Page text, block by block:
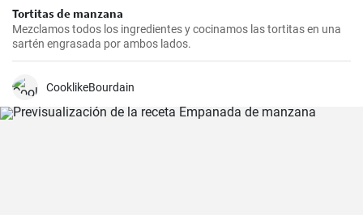
Tortitas de manzana
Mezclamos todos los ingredientes y cocinamos las tortitas en una
sartén engrasada por ambos lados.
CooklikeBourdain